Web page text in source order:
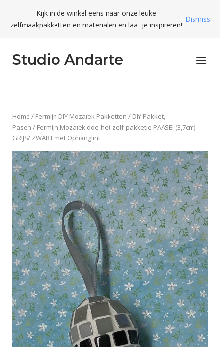
content
Kijk in de winkel eens naar onze leuke
zelfmaakpakketten en materialen en laat je inspireren!
Dismiss
Studio Andarte Menu
Home / Fermijn DIY Mozaïek Pakketten / DIY Pakket,
Pasen / Fermijn Mozaïek doe-het-zelf-pakketje PAASEI (3,7cm)
GRIJS/ ZWART met Ophanglint